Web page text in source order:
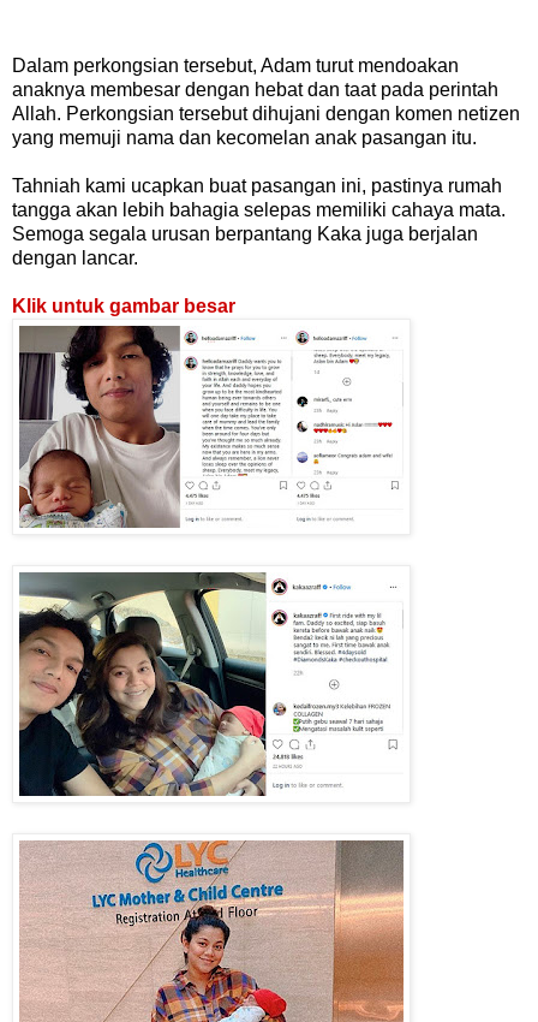
Dalam perkongsian tersebut, Adam turut mendoakan
anaknya membesar dengan hebat dan taat pada perintah
Allah. Perkongsian tersebut dihujani dengan komen netizen
yang memuji nama dan kecomelan anak pasangan itu.
Tahniah kami ucapkan buat pasangan ini, pastinya rumah
tangga akan lebih bahagia selepas memiliki cahaya mata.
Semoga segala urusan berpantang Kaka juga berjalan
dengan lancar.
Klik untuk gambar besar